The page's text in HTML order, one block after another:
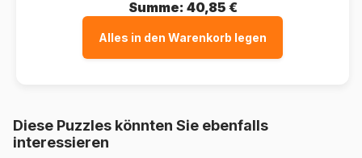
Summe: 40,85 €
Alles in den Warenkorb legen
Diese Puzzles könnten Sie ebenfalls
interessieren